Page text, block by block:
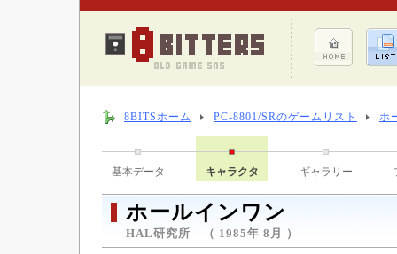
8BITSホーム PC-8801/SRのゲームリスト ホ
基本データ キャラクタ ギャラリー
ホールインワン
HAL研究所 （ 1985年 8月 ）